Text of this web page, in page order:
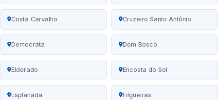
Costa Carvalho Cruzeiro Santo Antônio
Democrata Dom Bosco
Eldorado Encosta do Sol
Esplanada Filgueiras